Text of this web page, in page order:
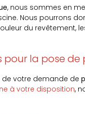
, nous sommes en
Nous pourrons
du revêtement,
pour la pose de
de votre demande de
à votre disposition,